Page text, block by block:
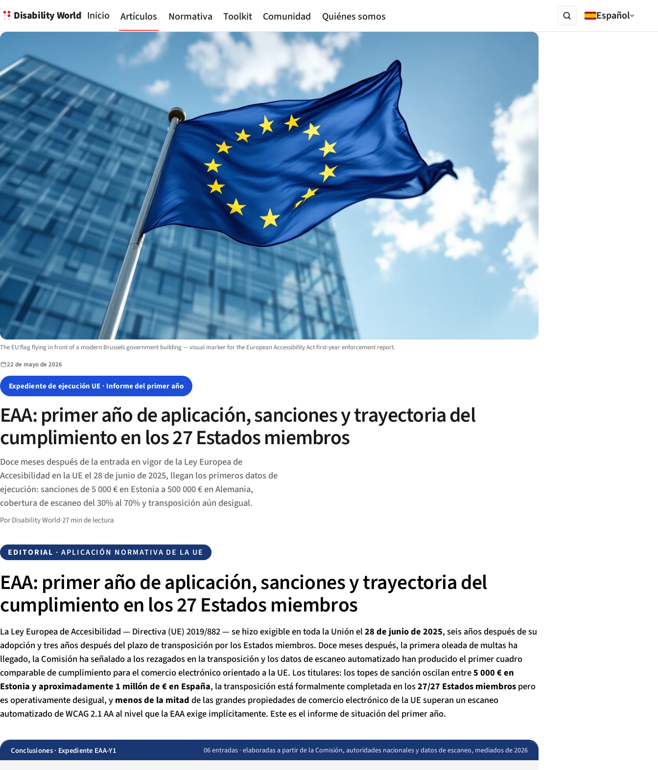
Disability World Inicio Artículos Normativa Toolkit Comunidad Quiénes somos Español
Image description:
The EU flag flying in front of a modern Brussels government building — visual marker for the European Accessibility Act first-year enforcement report.
22 de mayo de 2026
Expediente de ejecución UE · Informe del primer año
EAA: primer año de aplicación, sanciones y trayectoria del
cumplimiento en los 27 Estados miembros
Doce meses después de la entrada en vigor de la Ley Europea de
Accesibilidad en la UE el 28 de junio de 2025, llegan los primeros datos de
ejecución: sanciones de 5 000 € en Estonia a 500 000 € en Alemania,
cobertura de escaneo del 30% al 70% y transposición aún desigual.
Por Disability World·27 min de lectura
EDITORIAL · APLICACIÓN NORMATIVA DE LA UE
EAA: primer año de aplicación, sanciones y trayectoria del
cumplimiento en los 27 Estados miembros
La Ley Europea de Accesibilidad — Directiva (UE) 2019/882 — se hizo exigible en toda la Unión el28 de junio de 2025, seis años después de su
adopción y tres años después del plazo de transposición por los Estados miembros. Doce meses después, la primera oleada de multas ha
llegado, la Comisión ha señalado a los rezagados en la transposición y los datos de escaneo automatizado han producido el primer cuadro
comparable de cumplimiento para el comercio electrónico orientado a la UE. Los titulares: los topes de sanción oscilan entre5 000 € en
Estonia y aproximadamente 1 millón de € en España, la transposición está formalmente completada en los27/27 Estados miembrospero
es operativamente desigual, ymenos de la mitadde las grandes propiedades de comercio electrónico de la UE superan un escaneo
automatizado de WCAG 2.1 AA al nivel que la EAA exige implícitamente. Este es el informe de situación del primer año.
Conclusiones · Expediente EAA-Y1 06 entradas · elaboradas a partir de la Comisión, autoridades nacionales y datos de escaneo, mediados de 2026